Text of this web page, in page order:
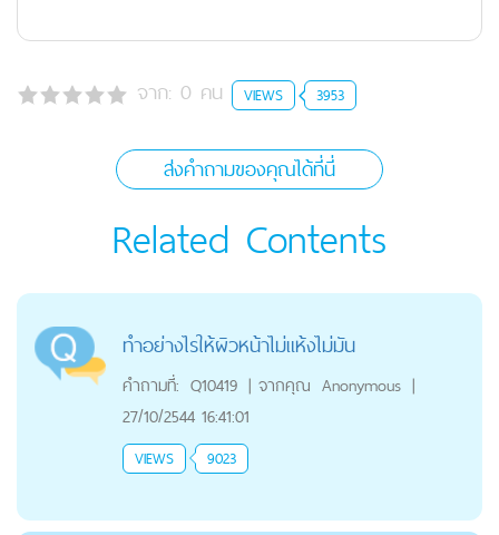
จาก: 0 คน VIEWS 3953
ส่งคำถามของคุณได้ที่นี่
Related Contents
ทำอย่างไรให้ผิวหน้าไม่แห้งไม่มัน
คำถามที่: Q10419 | จากคุณ Anonymous |
27/10/2544 16:41:01
VIEWS 9023